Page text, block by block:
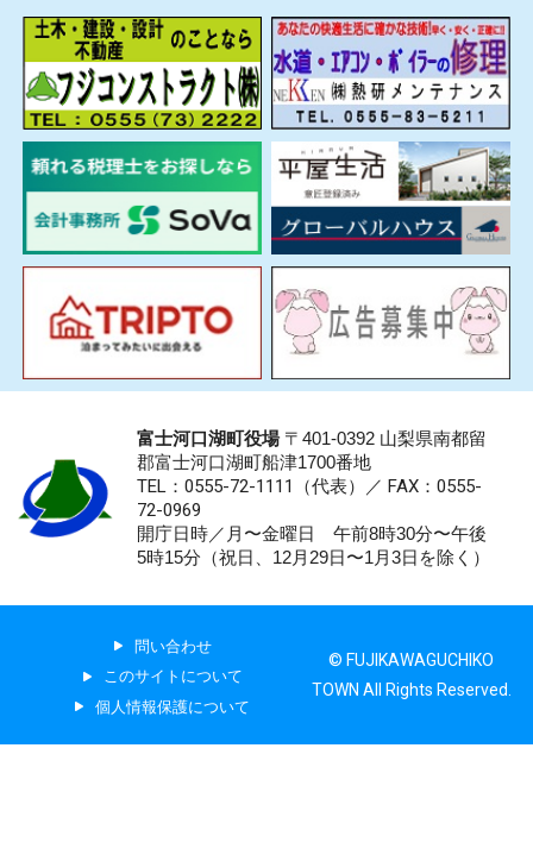
富士河口湖町役場〒401-0392 山梨県南都留
郡富士河口湖町船津1700番地
TEL：0555-72-1111 （代表）／ FAX：0555-
72-0969
開庁日時／月〜金曜日 午前8時30分〜午後
5時15分（祝日、12月29日〜1月3日を除く）
問い合わせ
このサイトについて
個人情報保護について
© FUJIKAWAGUCHIKO
TOWN All Rights Reserved.